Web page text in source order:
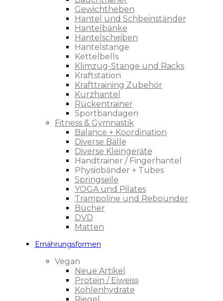
Gewichtheben
Hantel und Schbeinständer
Hantelbänke
Hantelscheiben
Hantelstange
Kettelbells
Klimzug-Stange und Racks
Kraftstation
Krafttraining Zubehör
Kurzhantel
Rückentrainer
Sportbandagen
Fitness & Gymnastik
Balance + Koordination
Diverse Bälle
Diverse Kleingeräte
Handtrainer / Fingerhantel
Physiobänder + Tubes
Springseile
YOGA und Pilates
Trampoline und Rebounder
Bücher
DVD
Matten
Ernährungsformen
Vegan
Neue Artikel
Protein / Eiweiss
Kohlenhydrate